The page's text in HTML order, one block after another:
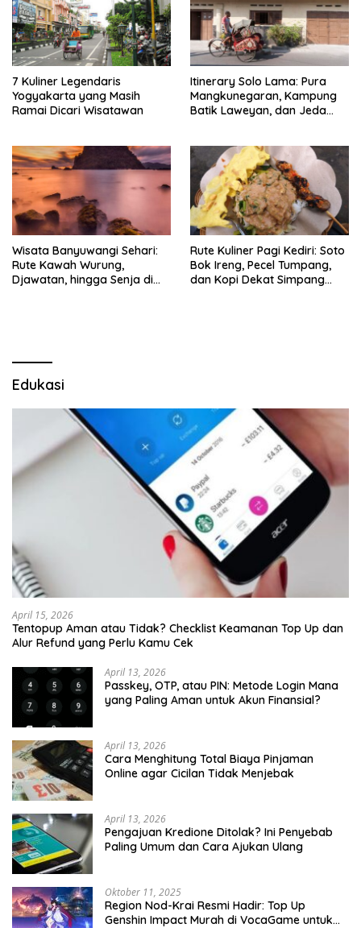
7 Kuliner Legendaris
Yogyakarta yang Masih
Ramai Dicari Wisatawan
Itinerary Solo Lama: Pura
Mangkunegaran, Kampung
Batik Laweyan, dan Jeda
Wisata Banyuwangi Sehari:
Rute Kawah Wurung,
Djawatan, hingga Senja di
Rute Kuliner Pagi Kediri: Soto
Bok Ireng, Pecel Tumpang,
dan Kopi Dekat Simpang
Edukasi
April 15, 2026
Tentopup Aman atau Tidak? Checklist Keamanan Top Up dan
Alur Refund yang Perlu Kamu Cek
April 13, 2026
Passkey, OTP, atau PIN: Metode Login Mana
yang Paling Aman untuk Akun Finansial?
April 13, 2026
Cara Menghitung Total Biaya Pinjaman
Online agar Cicilan Tidak Menjebak
April 13, 2026
Pengajuan Kredione Ditolak? Ini Penyebab
Paling Umum dan Cara Ajukan Ulang
Oktober 11, 2025
Region Nod-Krai Resmi Hadir: Top Up
Genshin Impact Murah di VocaGame untuk